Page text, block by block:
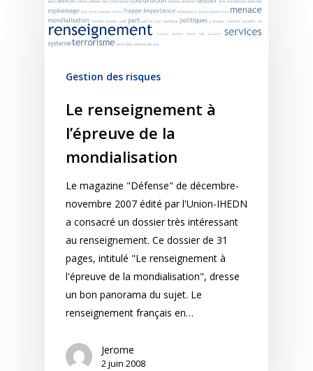
Gestion des risques
Le renseignement à
l’épreuve de la
mondialisation
Le magazine "Défense" de décembre-
novembre 2007 édité par l'Union-IHEDN
a consacré un dossier très intéressant
au renseignement. Ce dossier de 31
pages, intitulé "Le renseignement à
l'épreuve de la mondialisation", dresse
un bon panorama du sujet. Le
renseignement français en…
Jerome
2 juin 2008